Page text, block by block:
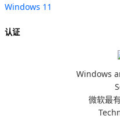
Windows 11
认证
Windows
微软最